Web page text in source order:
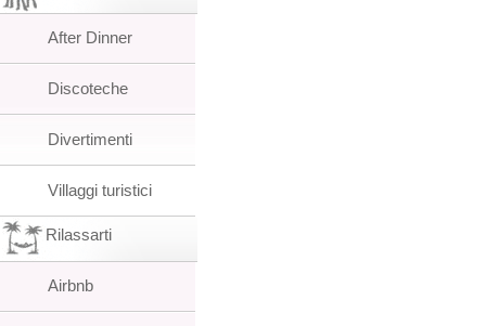
After Dinner
Discoteche
Divertimenti
Villaggi turistici
Rilassarti
Airbnb